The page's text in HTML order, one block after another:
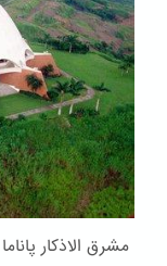
مشرق الاذکار پاناما